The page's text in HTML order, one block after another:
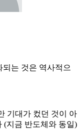
되는 것은 역사적으
기대가 컸던 것이 아
(지금 반도체와 동일)